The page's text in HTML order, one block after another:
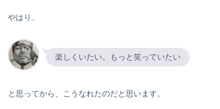
やはり、
楽しくいたい。もっと笑っていたい
と思ってから、こうなれたのだと思います。